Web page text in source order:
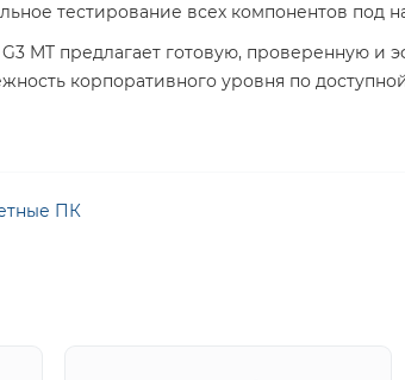
тестирование всех компонентов под
MT предлагает готовую, проверенную
корпоративного уровня по
ПК